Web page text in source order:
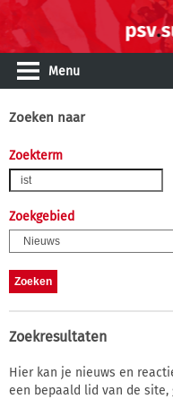
Menu
Zoeken naar
Zoekterm
Zoekgebied
Zoekresultaten
Hier kan je nieuws en
een bepaald lid van de site,